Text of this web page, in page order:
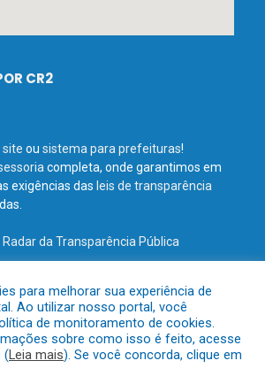
CR2
site ou sistema para prefeituras!
completa, onde garantimos em
exigências das leis de transparência
Radar da Transparência Pública
a Prefeitura Municipal de Terra Santa.
para melhorar sua experiência de
Ao utilizar nosso portal, você
de monitoramento de cookies.
sobre como isso é feito, acesse
(Leia mais). Se você concorda, clique em